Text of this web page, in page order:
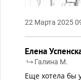
22 Марта 2025
Елена
Галина М.
Еще хотела бы